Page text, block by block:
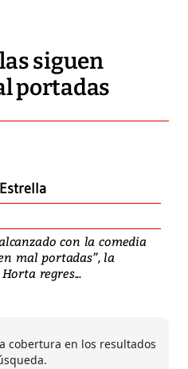
siguen
portadas
con la comedia
mal portadas”, la
regres...
cobertura en los resultados